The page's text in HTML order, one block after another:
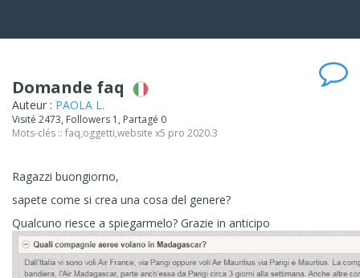
Domande faq
Auteur : PAOLA L.
Visité 2473, Followers 1, Partagé 0
Mots-clés :: faq,oggetti,website x5 pro 2020.3
Ragazzi buongiorno,
sapete come si crea una cosa del genere?
Qualcuno riesce a spiegarmelo? Grazie in anticipo